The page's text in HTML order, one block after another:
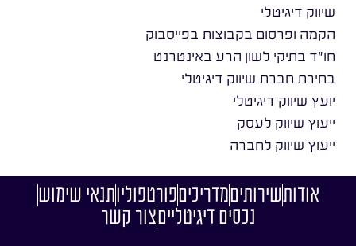
שיווק דיגיטלי
הקמה ופרסום בקבוצות בפייסבוק
חו״ד בתיקי לשון הרע באינטרנט
בחירת חברת שיווק דיגיטלי
יועץ שיווק דיגיטלי
ייעוץ שיווק לעסק
ייעוץ שיווק לחברה
אודותשירותיםמדריכיםפורטפוליותנאי שימוש
נכסים דיגיטלייםצור קשר